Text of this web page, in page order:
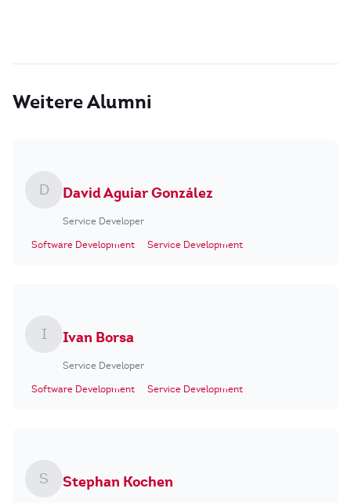
Weitere Alumni
D David Aguiar González
Service Developer
Software Development
Service Development
I Ivan Borsa
Service Developer
Software Development
Service Development
S Stephan Kochen